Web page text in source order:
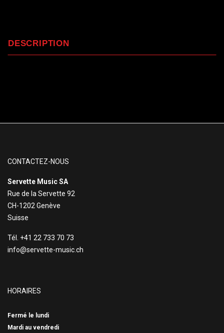
DESCRIPTION
CONTACTEZ-NOUS
Servette Music SA
Rue de la Servette 92
CH-1202 Genève
Suisse
Tél. +41 22 733 70 73
info@servette-music.ch
HORAIRES
Fermé le lundi
Mardi au vendredi